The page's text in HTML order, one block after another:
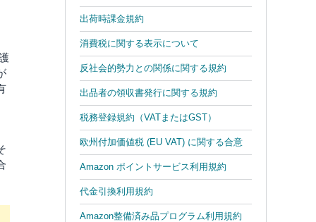
出荷時課金規約
消費税に関する表示について
反社会的勢力との関係に関する規約
出品者の領収書発行に関する規約
税務登録規約（VATまたはGST）
欧州付加価値税 (EU VAT) に関する合意
Amazon ポイントサービス利用規約
代金引換利用規約
Amazon整備済み品プログラム利用規約